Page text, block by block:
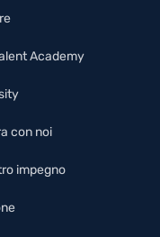
Academy
con noi
impegno